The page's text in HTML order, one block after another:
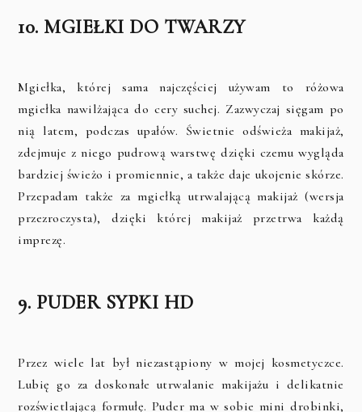
10. MGIEŁKI DO TWARZY
Mgiełka, której sama najczęściej używam to różowa
mgiełka nawilżająca do cery suchej. Zazwyczaj sięgam po
nią latem, podczas upałów. Świetnie odświeża makijaż,
zdejmuje z niego pudrową warstwę dzięki czemu wygląda
bardziej świeżo i promiennie, a także daje ukojenie skórze.
Przepadam także za mgiełką utrwalającą makijaż (wersja
przezroczysta), dzięki której makijaż przetrwa każdą
imprezę.
9. PUDER SYPKI HD
Przez wiele lat był niezastąpiony w mojej kosmetyczce.
Lubię go za doskonałe utrwalanie makijażu i delikatnie
rozświetlającą formułę. Puder ma w sobie mini drobinki,